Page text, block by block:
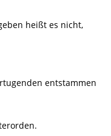
heißt es nicht,
entstammen